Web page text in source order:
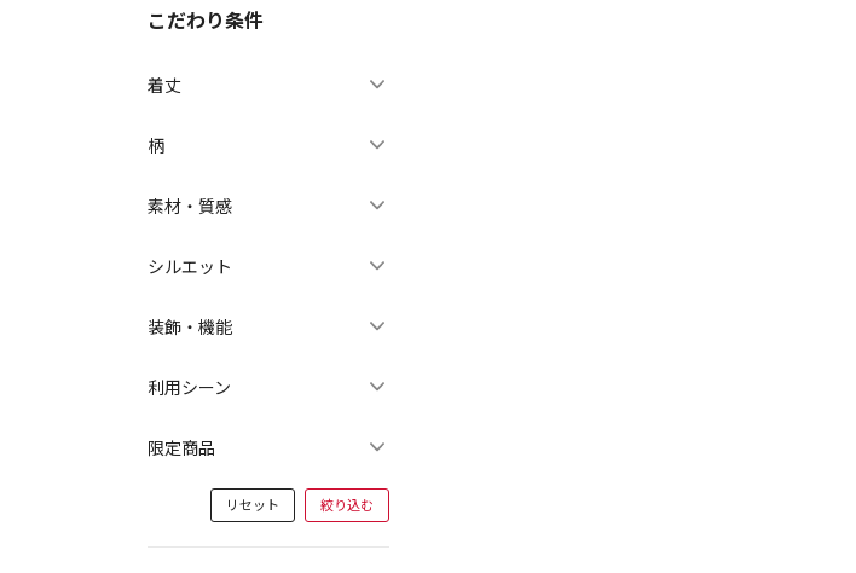
こだわり条件
着丈
柄
素材・質感
シルエット
装飾・機能
利用シーン
限定商品
リセット 絞り込む